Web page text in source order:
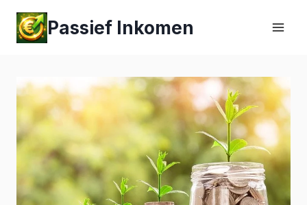
Passief Inkomen